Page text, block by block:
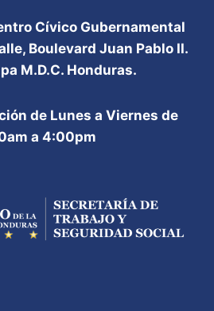
Cívico Gubernamental
Boulevard Juan Pablo II.
M.D.C. Honduras.
de Lunes a Viernes de
a 4:00pm